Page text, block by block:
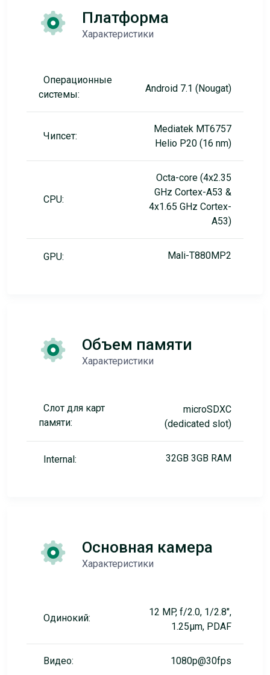
Платформа
Характеристики
Операционные
системы:
Android 7.1 (Nougat)
Чипсет:
Mediatek MT6757
Helio P20 (16 nm)
CPU:
Octa-core (4x2.35
GHz Cortex-A53 &
4x1.65 GHz Cortex-
A53)
GPU: Mali-T880MP2
Объем памяти
Характеристики
Слот для карт
памяти:
microSDXC
(dedicated slot)
Internal: 32GB 3GB RAM
Основная камера
Характеристики
Одинокий:
12 MP, f/2.0, 1/2.8",
1.25µm, PDAF
Видео: 1080p@30fps